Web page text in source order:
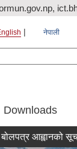
नेपाली
Downloads
आह्वानको सूचना ।